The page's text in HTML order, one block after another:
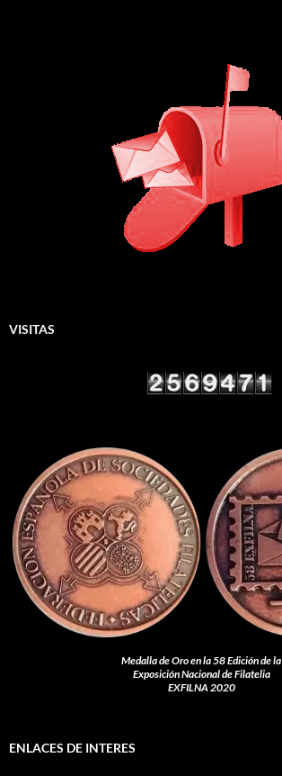
VISITAS
Medalla de Oro en la 58 Edición de la
Exposición Nacional de Filatelia
EXFILNA 2020
ENLACES DE INTERES